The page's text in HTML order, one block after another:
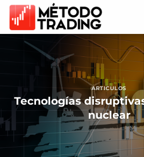
Saltar
contenido
ARTICULOS
Tecnologías
nuclear